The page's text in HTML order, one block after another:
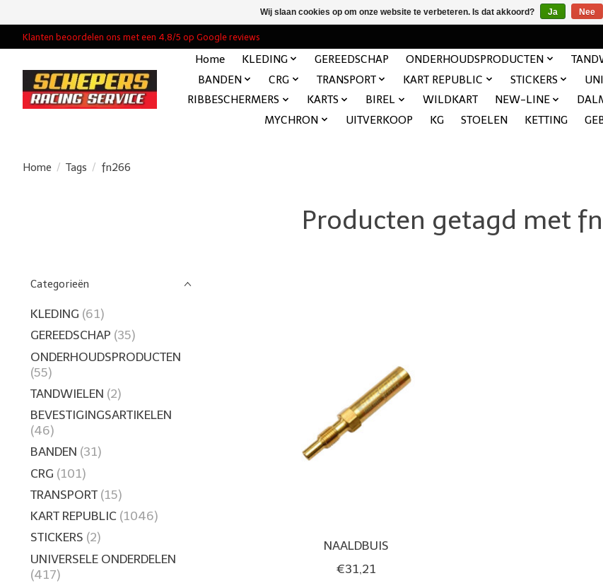
Klanten beoordelen ons met een 4,8/5 op Google reviews
Home KLEDING GEREEDSCHAP ONDERHOUDSPRODUCTEN
BANDEN
CRG TRANSPORT KART REPUBLIC STICKERS
RIBBESCHERMERS
KARTS BIREL WILDKART NEW-LINE
MYCHRON
UITVERKOOP KG STOELEN KETTING
Home / Tags / fn266
Producten getagd met
Categorieën
KLEDING (61)
GEREEDSCHAP (35)
ONDERHOUDSPRODUCTEN
(55)
TANDWIELEN (2)
BEVESTIGINGSARTIKELEN
(46)
BANDEN (31)
CRG (101)
TRANSPORT (15)
KART REPUBLIC (1046)
STICKERS (2)
UNIVERSELE ONDERDELEN
(417)
NAALDBUIS
€31,21
Wij slaan cookies op om onze website te verbeteren. Is dat akkoord? Ja Nee